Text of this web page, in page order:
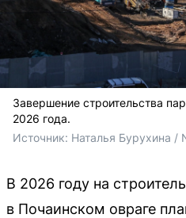
Завершение строительства
2026 года.
Источник: Наталья Бурухина /
В 2026 году на
в Почаинском овраге